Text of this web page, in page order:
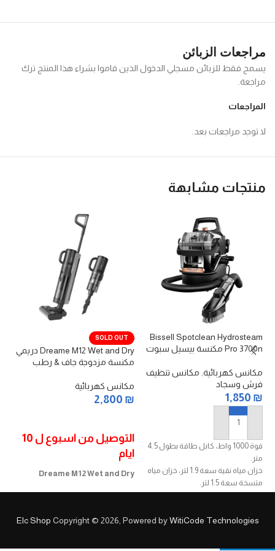
مراجعات الزبائن
المراجعات
لا توجد مراجعات بعد.
يسمح فقط للزبائن مسجلي الدخول الذين قاموا بشراء هذا المنتج ترك
مراجعة.
منتجات مشابهة
Bissell Spotclean Hydrosteam
Pro 3700n مكنسة بيسيل سبوت
مكانس كهربائية مكانس تنظيف
فرش وسجاد
1,850 ₪
إضافة إلى السلة
قوة 1000 واط، كابل طاقة بطول 4.5
متر.
خزان مياه نقية سعة 1.9 لتر، خزان مياه
متسخة سعة 1.5 لتر.
من البكتيريا.
SOLD OUT
Dreame M12 Wet and Dry دريمي
مكنسة مزدوجة جاف & رطب
مكانس كهربائية
2,800 ₪
التوصيل من اسبوع ل 10
ايام
Dreame M12 Wet and Dry
مكنسة وممسحة مزدوجة كهرائية
تعمل بنظام التنظيف الذاتي Elc Shop Copyright © 2026, Powered byWitiCode Technologies